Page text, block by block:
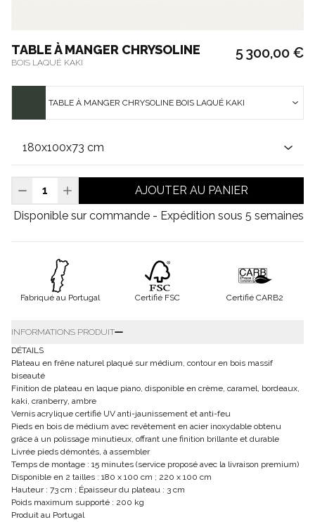
TABLE À MANGER CHRYSOLINE
BOIS LAQUÉ KAKI
5 300,00 €
TABLE À MANGER CHRYSOLINE BOIS LAQUÉ KAKI
AJOUTER AU PANIER
Disponible sur commande - Expédition sous 5 semaines
Fabriqué au Portugal Certifié FSC Certifié CARB2
INFORMATIONS PRODUIT
DÉTAILS
Plateau en frêne naturel plaqué sur médium, contour en bois massif
biseauté
Finition de plateau en laque piano, disponible en crème, caramel, bordeaux,
kaki, cranberry, ambre
Vernis acrylique certifié UV anti-jaunissement et anti-feu
Pieds en bois de médium avec revêtement en acier inoxydable obtenu
grâce à un polissage minutieux, offrant une finition brillante et durable
Livrée pieds démontés, à assembler
Temps de montage : 15 minutes (service proposé avec la livraison premium)
Disponible en 2 tailles : 180 x 100 cm ; 220 x 100 cm
Hauteur : 73 cm ; Épaisseur du plateau : 3 cm
Poids maximum supporté : 200 kg
Produit au Portugal